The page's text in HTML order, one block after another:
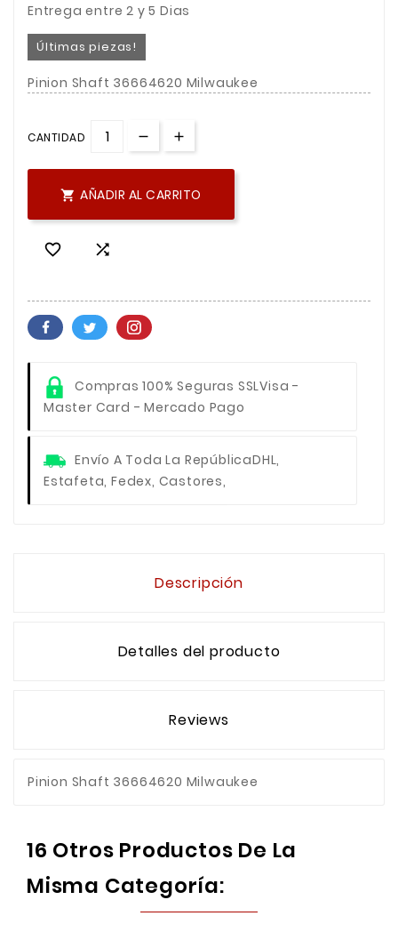
Entrega entre 2 y 5 Dias
Últimas piezas!
Pinion Shaft 36664620 Milwaukee
CANTIDAD
 AÑADIR AL CARRITO
 
Compras 100% Seguras SSLVisa -
Master Card - Mercado Pago
Envío A Toda La RepúblicaDHL,
Estafeta, Fedex, Castores,
Descripción
Detalles del producto
Reviews
Pinion Shaft 36664620 Milwaukee
16 Otros Productos De La
Misma Categoría: